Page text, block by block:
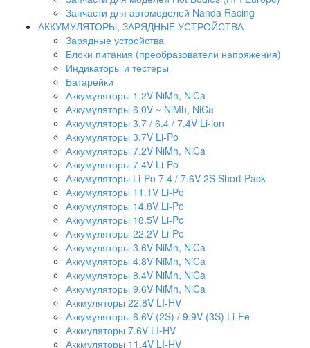
Запчасти для автомоделей Nanda Racing
АККУМУЛЯТОРЫ, ЗАРЯДНЫЕ УСТРОЙСТВА
Зарядные устройства
Блоки питания (преобразователи напряжения)
Индикаторы и тестеры
Батарейки
Аккумуляторы 1.2V NiMh, NiCa
Аккумуляторы 6.0V ~ NiMh, NiCa
Аккумуляторы 3.7 / 6.4 / 7.4V Li-ion
Аккумуляторы 3.7V Li-Po
Аккумуляторы 7.2V NiMh, NiCa
Аккумуляторы 7.4V Li-Po
Аккумуляторы Li-Po 7.4 / 7.6V 2S Short Pack
Аккумуляторы 11.1V Li-Po
Аккумуляторы 14.8V Li-Po
Аккумуляторы 18.5V Li-Po
Аккумуляторы 22.2V Li-Po
Аккумуляторы 3.6V NiMh, NiCa
Аккумуляторы 4.8V NiMh, NiCa
Аккумуляторы 8.4V NiMh, NiCa
Аккумуляторы 9.6V NiMh, NiCa
Аккмуляторы 22.8V LI-HV
Аккумуляторы 6.6V (2S) / 9.9V (3S) Li-Fe
Аккмуляторы 7.6V LI-HV
Аккмуляторы 11.4V LI-HV